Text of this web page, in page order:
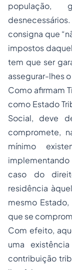
população,
consigna que
impostos
tem que ser
assegurar-lhes
Como afirmam
como Estado
Social, deve
compromete,
mínimo
caso do
residência
mesmo
que se
Com efeito,
uma
contribuição